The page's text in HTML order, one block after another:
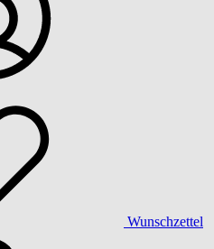
Wunschzettel